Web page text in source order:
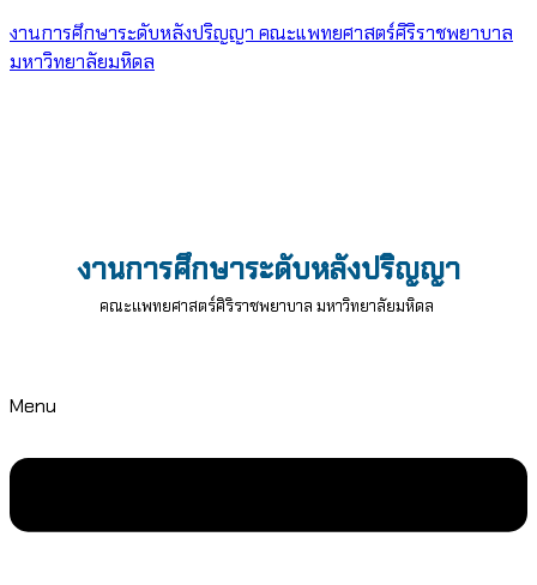
งานการศึกษาระดับหลังปริญญา คณะแพทยศาสตร์ศิริราชพยาบาล
มหาวิทยาลัยมหิดล
งานการศึกษาระดับหลังปริญญา
คณะแพทยศาสตร์ศิริราชพยาบาล มหาวิทยาลัยมหิดล
Menu